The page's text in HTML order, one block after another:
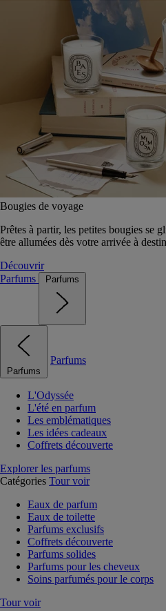
Bougies de voyage
Prêtes à partir, les petites bougies se
être allumées dès votre arrivée à
Découvrir
Parfums
Parfums
Parfums
Parfums
L'Odyssée
L'été en parfum
Les emblématiques
Les idées cadeaux
Coffrets découverte
Explorer les parfums
Catégories Tour voir
Eaux de parfum
Eaux de toilette
Parfums exclusifs
Coffrets découverte
Parfums solides
Parfums pour les cheveux
Soins parfumés pour le corps
Tour voir